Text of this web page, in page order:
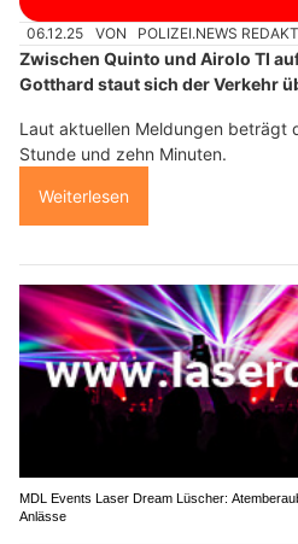
06.12.25 VON POLIZEI.NEWS
Zwischen Quinto und Airolo TI
Gotthard staut sich der Verkehr
Laut aktuellen Meldungen beträgt
Stunde und zehn Minuten.
Weiterlesen
MDL Events Laser Dream Lüscher:
Anlässe